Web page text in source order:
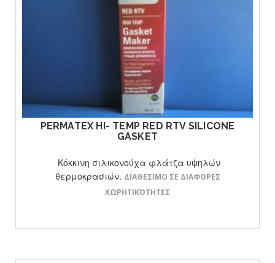
ΔΕΙΤΕ ΤΟ ΠΡΟΙΟΝ
PERMATEX HI- TEMP RED RTV SILICONE
GASKET
Κόκκινη σιλικονούχα φλάτζα υψηλών
θερμοκρασιών. ΔΙΑΘΕΣΙΜΟ ΣΕ ΔΙΑΦΟΡΕΣ
ΧΩΡΗΤΙΚΌΤΗΤΕΣ